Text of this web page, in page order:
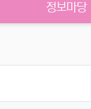
정보마당